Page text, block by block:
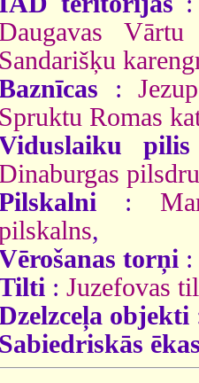
Sandarišķu
:
Spruktu Romas
pilis
:
,
torņi :
: Juzefovas
objekti
Sabiedriskās